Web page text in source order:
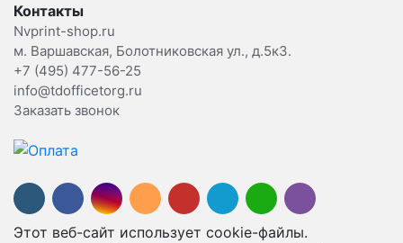
Контакты
Nvprint-shop.ru
м. Варшавская, Болотниковская ул., д.5к3.
+7 (495) 477-56-25
info@tdofficetorg.ru
Заказать звонок
Этот веб-сайт использует cookie-файлы.